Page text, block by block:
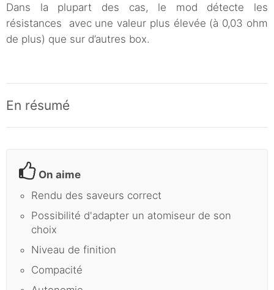
Dans la plupart des cas, le mod détecte les
résistances avec une valeur plus élevée (à 0,03 ohm
de plus) que sur d’autres box.
En résumé
On aime
Rendu des saveurs correct
Possibilité d'adapter un atomiseur de son
choix
Niveau de finition
Compacité